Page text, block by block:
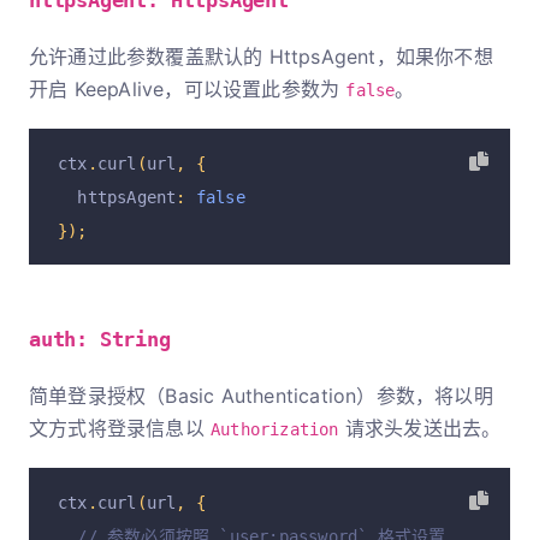
允许通过此参数覆盖默认的 HttpsAgent，如果你不想
开启 KeepAlive，可以设置此参数为 false。
ctx . curl (url ,
{
  httpsAgent
:
false
});
auth: String
简单登录授权（Basic Authentication）参数，将以明
文方式将登录信息以 Authorization 请求头发送出去。
ctx . curl (url ,
{